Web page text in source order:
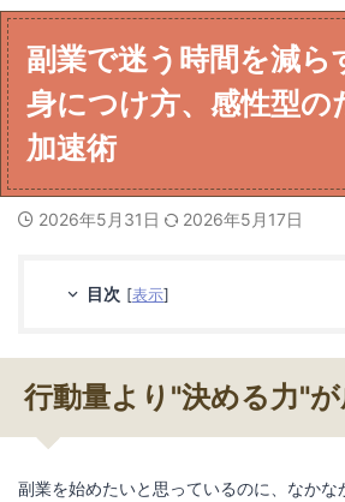
副業で迷う時間を減ら
身につけ方、感性型の
加速術
2026年5月31日 2026年5月17日
目次 [表示]
行動量より"決める力"
副業を始めたいと思っているのに、なかな